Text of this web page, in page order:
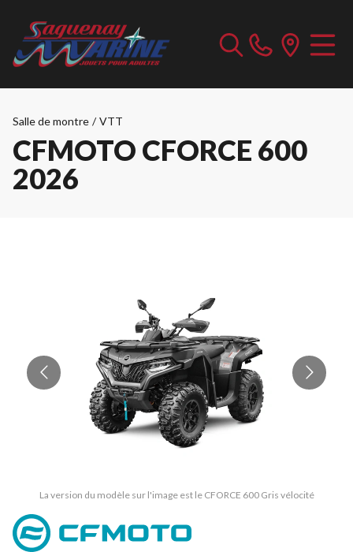
Salle de montre / VTT
CFMOTO CFORCE 600
2026
La version du modèle sur l'image est le CFORCE 600 Gris vélocité